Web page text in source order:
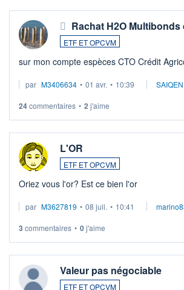
Rachat H2O
ETF ET OPCVM
sur mon compte espèces CTO Crédit
par M3406634 • 01 avr. • 10:39 SAIQEN
24commentaires • 2 j'aime
L'OR
ETF ET OPCVM
Oriez vous l'or? Est ce bien l'or
par M3627819 • 08 juil. • 10:41
3 commentaires • 0j'aime
Valeur pas négociable
ETF ET OPCVM